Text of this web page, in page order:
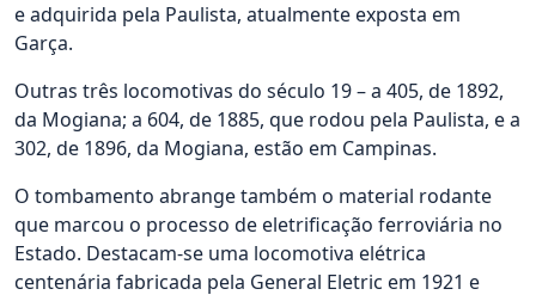
e adquirida pela Paulista, atualmente exposta em
Garça.
Outras três locomotivas do século 19 – a 405, de 1892,
da Mogiana; a 604, de 1885, que rodou pela Paulista, e a
302, de 1896, da Mogiana, estão em Campinas.
O tombamento abrange também o material rodante
que marcou o processo de eletrificação ferroviária no
Estado. Destacam-se uma locomotiva elétrica
centenária fabricada pela General Eletric em 1921 e